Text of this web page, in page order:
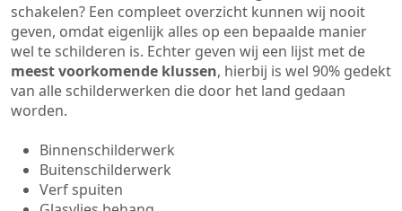
schakelen? Een compleet overzicht kunnen wij nooit
geven, omdat eigenlijk alles op een bepaalde manier
wel te schilderen is. Echter geven wij een lijst met de
meest voorkomende klussen, hierbij is wel 90% gedekt
van alle schilderwerken die door het land gedaan
worden.
Binnenschilderwerk
Buitenschilderwerk
Verf spuiten